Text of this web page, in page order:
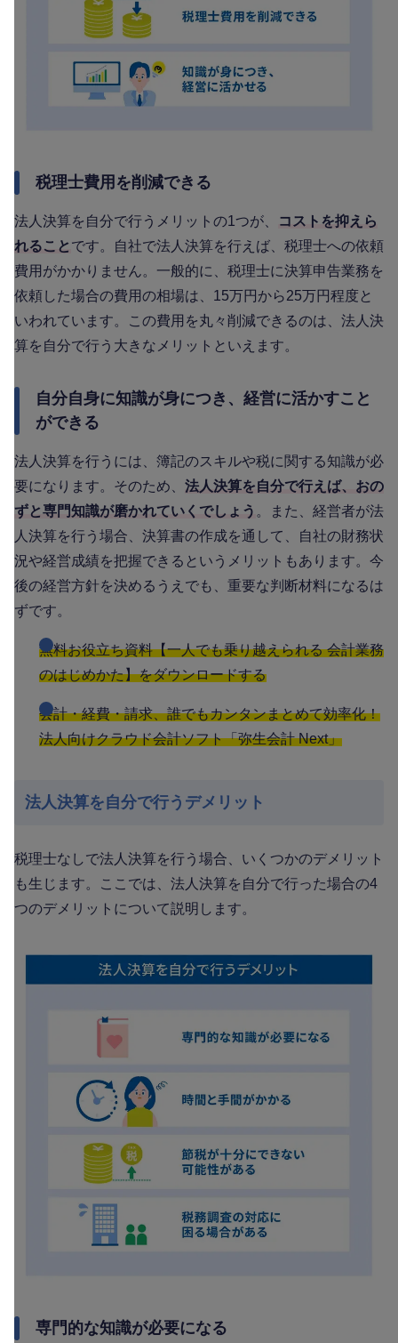
税理士費用を削減できる
法人決算を自分で行うメリットの1つが、
コストを抑えら
れること です。自社で法人決算を行えば、税理士への依頼
費用がかかりません。一般的に、税理士に決算申告業務を
依頼した場合の費用の相場は、15万円から25万円程度と
いわれています。この費用を丸々削減できるのは、法人決
算を自分で行う大きなメリットといえます。
自分自身に知識が身につき、経営に活かすこと
ができる
法人決算を行うには、簿記のスキルや税に関する知識が必
要になります。そのため、 法人決算を自分で行えば、おの
ずと専門知識が磨かれていくでしょう 。また、経営者が法
人決算を行う場合、決算書の作成を通して、自社の財務状
況や経営成績を把握できるというメリットもあります。今
後の経営方針を決めるうえでも、重要な判断材料になるは
ずです。
無料お役立ち資料【一人でも乗り越えられる 会計業務
のはじめかた】をダウンロードする
会計・経費・請求、誰でもカンタンまとめて効率化！
法人向けクラウド会計ソフト「弥生会計 Next」
法人決算を自分で行うデメリット
税理士なしで法人決算を行う場合、いくつかのデメリット
も生じます。ここでは、法人決算を自分で行った場合の4
つのデメリットについて説明します。
専門的な知識が必要になる